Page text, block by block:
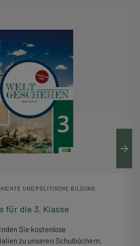
UND POLITISCHE BILDUNG
für die 3. Klasse
Sie kostenlose
zu unseren Schulbüchern.